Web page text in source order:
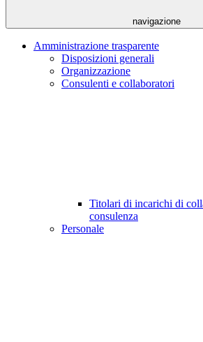
navigazione
Amministrazione trasparente
Disposizioni generali
Organizzazione
Consulenti e collaboratori
Titolari di incarichi di
consulenza
Personale